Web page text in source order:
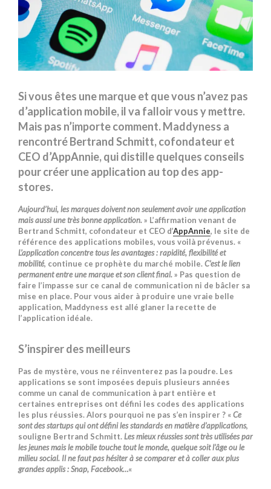
Si vous êtes une marque et que vous n’avez pas
d’application mobile, il va falloir vous y mettre.
Mais pas n’importe comment. Maddyness a
rencontré Bertrand Schmitt, cofondateur et
CEO d’AppAnnie, qui distille quelques conseils
pour créer une application au top des app-
stores.
Aujourd’hui, les marques doivent non seulement avoir une application
mais aussi une très bonne application.» L’affirmation venant de
Bertrand Schmitt, cofondateur et CEO d’AppAnnie, le site de
référence des applications mobiles, vous voilà prévenus. «
L’application concentre tous les avantages : rapidité, flexibilité et
mobilité, continue ce prophète du marché mobile.C’est le lien
permanent entre une marque et son client final.» Pas question de
faire l’impasse sur ce canal de communication ni de bâcler sa
mise en place. Pour vous aider à produire une vraie belle
application, Maddyness est allé glaner la recette de
l’application idéale.
S’inspirer des meilleurs
Pas de mystère, vous ne réinventerez pas la poudre. Les
applications se sont imposées depuis plusieurs années
comme un canal de communication à part entière et
certaines entreprises ont défini les codes des applications
les plus réussies. Alors pourquoi ne pas s’en inspirer ? «Ce
sont des startups qui ont défini les standards en matière d’applications,
souligne Bertrand Schmitt.Les mieux réussies sont très utilisées par
les jeunes mais le mobile touche tout le monde, quelque soit l’âge ou le
milieu social. Il ne faut pas hésiter à se comparer et à coller aux plus
grandes applis : Snap, Facebook…«